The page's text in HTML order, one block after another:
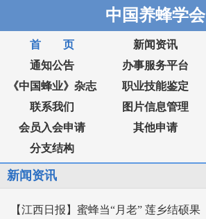
中国养蜂学会
首 页 新闻资讯
通知公告
办事服务平台
《中国蜂业》杂志
职业技能鉴定
联系我们
图片信息管理
会员入会申请
其他申请
分支结构
新闻资讯
【江西日报】蜜蜂当“月老” 莲乡结硕果